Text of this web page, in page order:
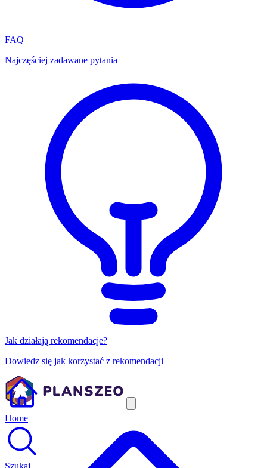
FAQ
Najczęściej zadawane pytania
Jak działają rekomendacje?
Dowiedz się jak korzystać z rekomendacji
Home
Szukaj